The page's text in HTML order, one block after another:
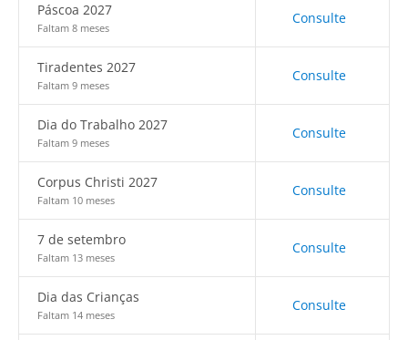
Páscoa 2027
Faltam 8 meses
Consulte
Tiradentes 2027
Faltam 9 meses
Consulte
Dia do Trabalho 2027
Faltam 9 meses
Consulte
Corpus Christi 2027
Faltam 10 meses
Consulte
7 de setembro
Faltam 13 meses
Consulte
Dia das Crianças
Faltam 14 meses
Consulte